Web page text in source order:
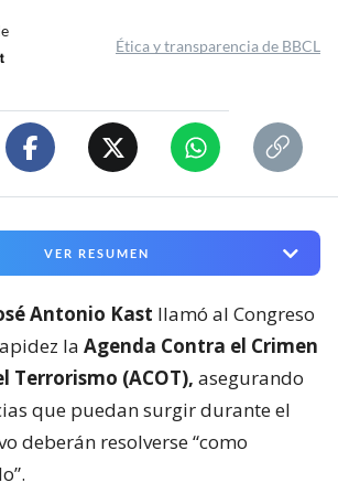
Ética y transparencia de BBCL
VER RESUMEN
Antonio Kast llamó al Congreso
la Agenda Contra el Crimen
Terrorismo (ACOT), asegurando
que puedan surgir durante el
deberán resolverse “como